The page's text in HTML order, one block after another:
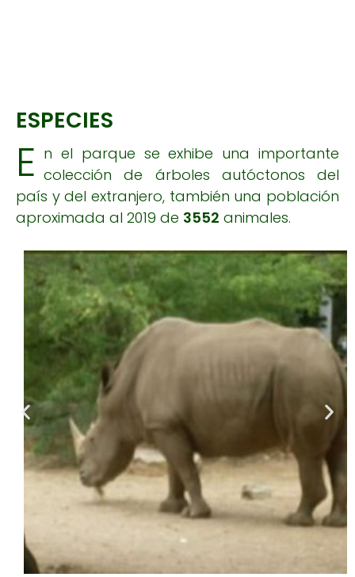
ESPECIES
E n el parque se exhibe una importante
colección de árboles autóctonos del
país y del extranjero, también una población
aproximada al 2019 de 3552 animales.